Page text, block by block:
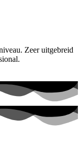
Zeer uitgebreid